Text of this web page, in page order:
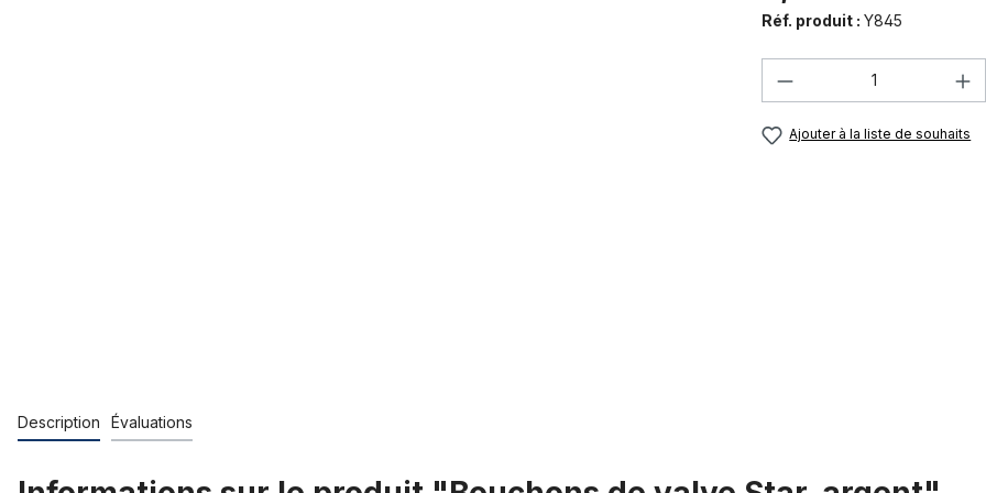
Réf. produit : Y845
Quantité de
Ajouter à la liste de souhaits
Description Évaluations